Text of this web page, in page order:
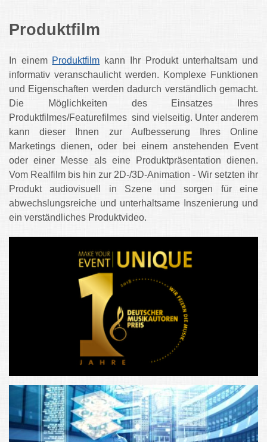
Produktfilm
In einem Produktfilm kann Ihr Produkt unterhaltsam und
informativ veranschaulicht werden. Komplexe Funktionen
und Eigenschaften werden dadurch verständlich gemacht.
Die Möglichkeiten des Einsatzes Ihres
Produktfilmes/Featurefilmes sind vielseitig. Unter anderem
kann dieser Ihnen zur Aufbesserung Ihres Online
Marketings dienen, oder bei einem anstehenden Event
oder einer Messe als eine Produktpräsentation dienen.
Vom Realfilm bis hin zur 2D-/3D-Animation - Wir setzten ihr
Produkt audiovisuell in Szene und sorgen für eine
abwechslungsreiche und unterhaltsame Inszenierung und
ein verständliches Produktvideo.